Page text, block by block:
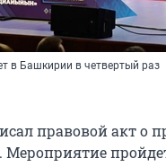
в Башкирии в четвертый раз
правовой акт о